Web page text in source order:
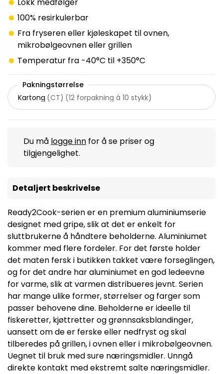
100% resirkulerbar
Fra fryseren eller kjøleskapet til ovnen,
mikrobølgeovnen eller grillen
Temperatur fra -40°C til +350°C
Pakningstørrelse
Kartong (CT) (12 forpakning á 10 stykk)
Du må logge inn for å se priser og
tilgjengelighet.
Detaljert beskrivelse
Ready2Cook-serien er en premium aluminiumserie
designet med gripe, slik at det er enkelt for
sluttbrukerne å håndtere beholderne. Aluminiumet
kommer med flere fordeler. For det første holder
det maten fersk i butikken takket være forseglingen,
og for det andre har aluminiumet en god ledeevne
for varme, slik at varmen distribueres jevnt. Serien
har mange ulike former, størrelser og farger som
passer behovene dine. Beholderne er ideelle til
fiskeretter, kjøttretter og grønnsaksblandinger,
uansett om de er ferske eller nedfryst og skal
tilberedes på grillen, i ovnen eller i mikrobølgeovnen.
Uegnet til bruk med sure næringsmidler. Unngå
direkte kontakt med ekstremt salte næringsmidler.